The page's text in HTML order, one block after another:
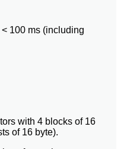
100 ms (including
with 4 blocks of 16
of 16 byte).